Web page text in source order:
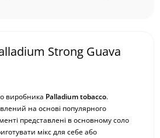
Strong Guava
виробника Palladium tobacco.
на основі популярного
представлені в основному соло
мікс для себе або